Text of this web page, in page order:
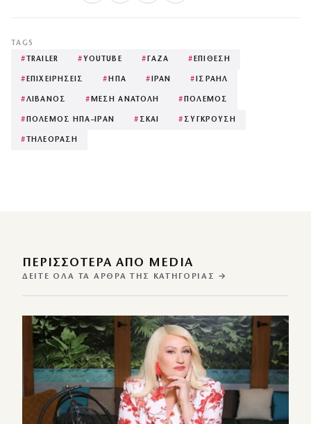
TAGS
# TRAILER # YOUTUBE # ΓΑΖΑ # ΕΠΙΘΕΣΗ
# ΕΠΙΧΕΙΡΗΣΕΙΣ # ΗΠΑ # ΙΡΑΝ # ΙΣΡΑΗΛ
#ΛΙΒΑΝΟΣ # ΜΕΣΗ ΑΝΑΤΟΛΗ # ΠΟΛΕΜΟΣ
# ΠΟΛΕΜΟΣ ΗΠΑ–ΙΡΑΝ # ΣΚΑΙ # ΣΥΓΚΡΟΥΣΗ
# ΤΗΛΕΟΡΑΣΗ
ΠΕΡΙΣΣΌΤΕΡΑ ΑΠΌ MEDIA
ΔΕΊΤΕ ΌΛΑ ΤΑ ΆΡΘΡΑ ΤΗΣ ΚΑΤΗΓΟΡΊΑΣ →